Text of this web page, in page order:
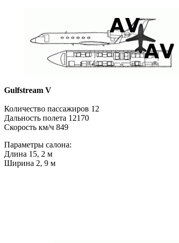
Gulfstreаm V
Количество пассажиров 12
Дальность полета 12170
Скорость км/ч 849
Параметры салона:
Длина 15, 2 м
Ширина 2, 9 м